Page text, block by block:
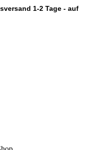
1-2 Tage - auf